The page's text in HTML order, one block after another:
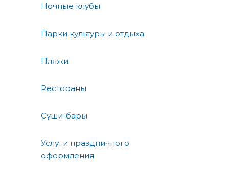
Ночные клубы
Парки культуры и отдыха
Пляжи
Рестораны
Суши-бары
Услуги праздничного
оформления